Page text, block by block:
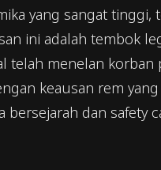
yang sangat tinggi,
ini adalah tembok
telah menelan korban
keausan rem
dan safety